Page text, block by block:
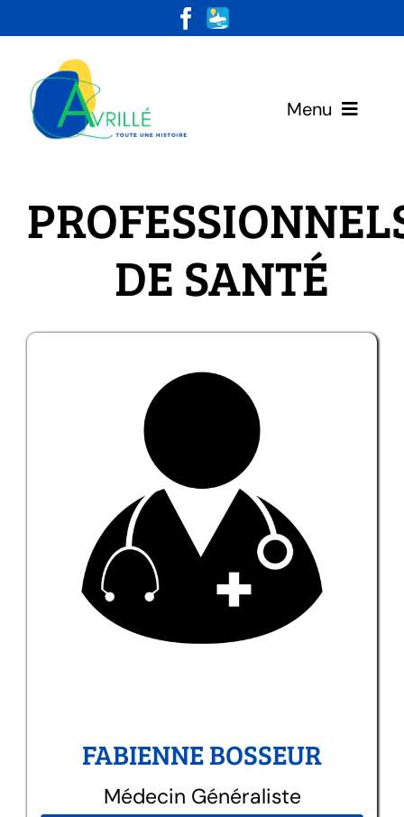
to
Menu
Vivre & Habiter
Loisirs & Découvertes
DE SANTÉ
FABIENNE BOSSEUR
Médecin Généraliste